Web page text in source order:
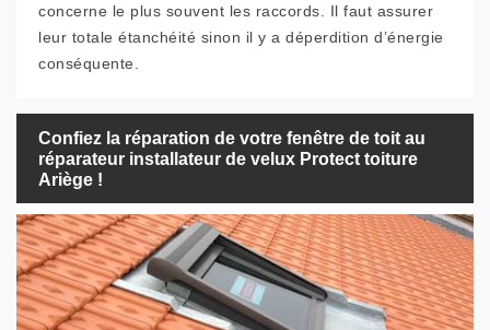
concerne le plus souvent les raccords. Il faut assurer
leur totale étanchéité sinon il y a déperdition d’énergie
conséquente.
Confiez la réparation de votre fenêtre de toit au
réparateur installateur de velux Protect toiture
Ariège !